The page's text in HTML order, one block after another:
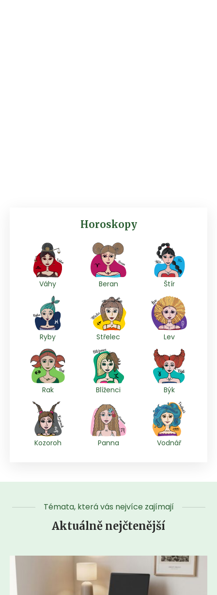
Horoskopy
Váhy Beran Štír
Ryby Střelec Lev
Rak Blíženci Býk
Kozoroh Panna Vodnář
Témata, která vás nejvíce zajímají
Aktuálně nejčtenější